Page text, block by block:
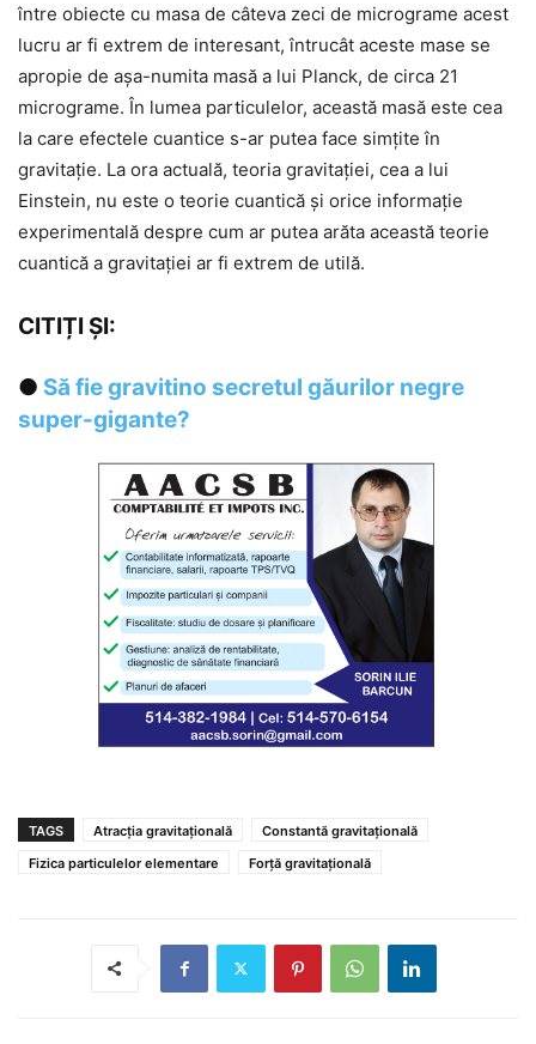
între obiecte cu masa de câteva zeci de micrograme acest
lucru ar fi extrem de interesant, întrucât aceste mase se
apropie de așa-numita masă a lui Planck, de circa 21
micrograme. În lumea particulelor, această masă este cea
la care efectele cuantice s-ar putea face simțite în
gravitație. La ora actuală, teoria gravitației, cea a lui
Einstein, nu este o teorie cuantică și orice informație
experimentală despre cum ar putea arăta această teorie
cuantică a gravitației ar fi extrem de utilă.
CITIȚI ȘI:
● Să fie gravitino secretul găurilor negre
super-gigante?
TAGS Atracția gravitațională
Constantă gravitațională
Fizica particulelor elementare
Forță gravitațională